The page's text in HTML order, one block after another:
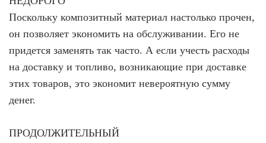
Поскольку композитный материал настолько прочен,
он позволяет экономить на обслуживании. Его не
придется заменять так часто. А если учесть расходы
на доставку и топливо, возникающие при доставке
этих товаров, это экономит невероятную сумму
денег.
ПРОДОЛЖИТЕЛЬНЫЙ